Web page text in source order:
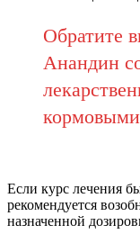
Обратите
Анандин
Если курс лечения
рекомендуется
назначенной